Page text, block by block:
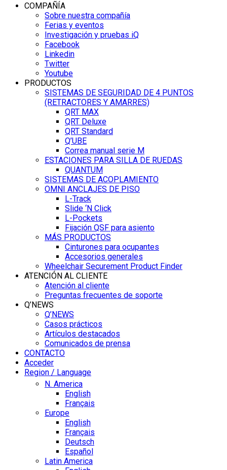
COMPAÑÍA
Sobre nuestra compañía
Ferias y eventos
Investigación y pruebas iQ
Facebook
Linkedin
Twitter
Youtube
PRODUCTOS
SISTEMAS DE SEGURIDAD DE 4 PUNTOS
(RETRACTORES Y AMARRES)
QRT MAX
QRT Deluxe
QRT Standard
Q’UBE
Correa manual serie M
ESTACIONES PARA SILLA DE RUEDAS
QUANTUM
SISTEMAS DE ACOPLAMIENTO
OMNI ANCLAJES DE PISO
L-Track
Slide ‘N Click
L-Pockets
Fijación QSF para asiento
MÁS PRODUCTOS
Cinturones para ocupantes
Accesorios generales
Wheelchair Securement Product Finder
ATENCIÓN AL CLIENTE
Atención al cliente
Preguntas frecuentes de soporte
Q’NEWS
Q’NEWS
Casos prácticos
Artículos destacados
Comunicados de prensa
CONTACTO
Acceder
Region / Language
N. America
English
Français
Europe
English
Français
Deutsch
Español
Latin America